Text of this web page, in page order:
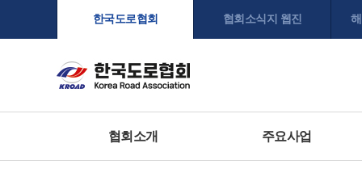
한국도로협회 협회소식지 웹진
협회소개 주요사업